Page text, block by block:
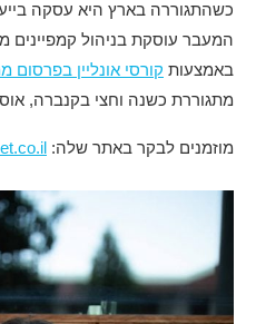
כשהתגוררה בארץ היא עסקה
המעבר עוסקת בניהול קמפיינים
באמצעות קורסי אונליין בפרסום
מתגוררת כשנה וחצי בקנברה,
מוזמנים לבקר באתר שלה: